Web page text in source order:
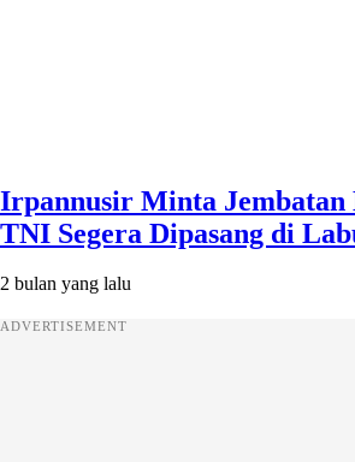
Irpannusir Minta Jembatan
TNI Segera Dipasang di
2 bulan yang lalu
ADVERTISEMENT